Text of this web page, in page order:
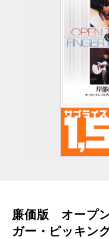
廉価版 オープ
ガー・ピッキン